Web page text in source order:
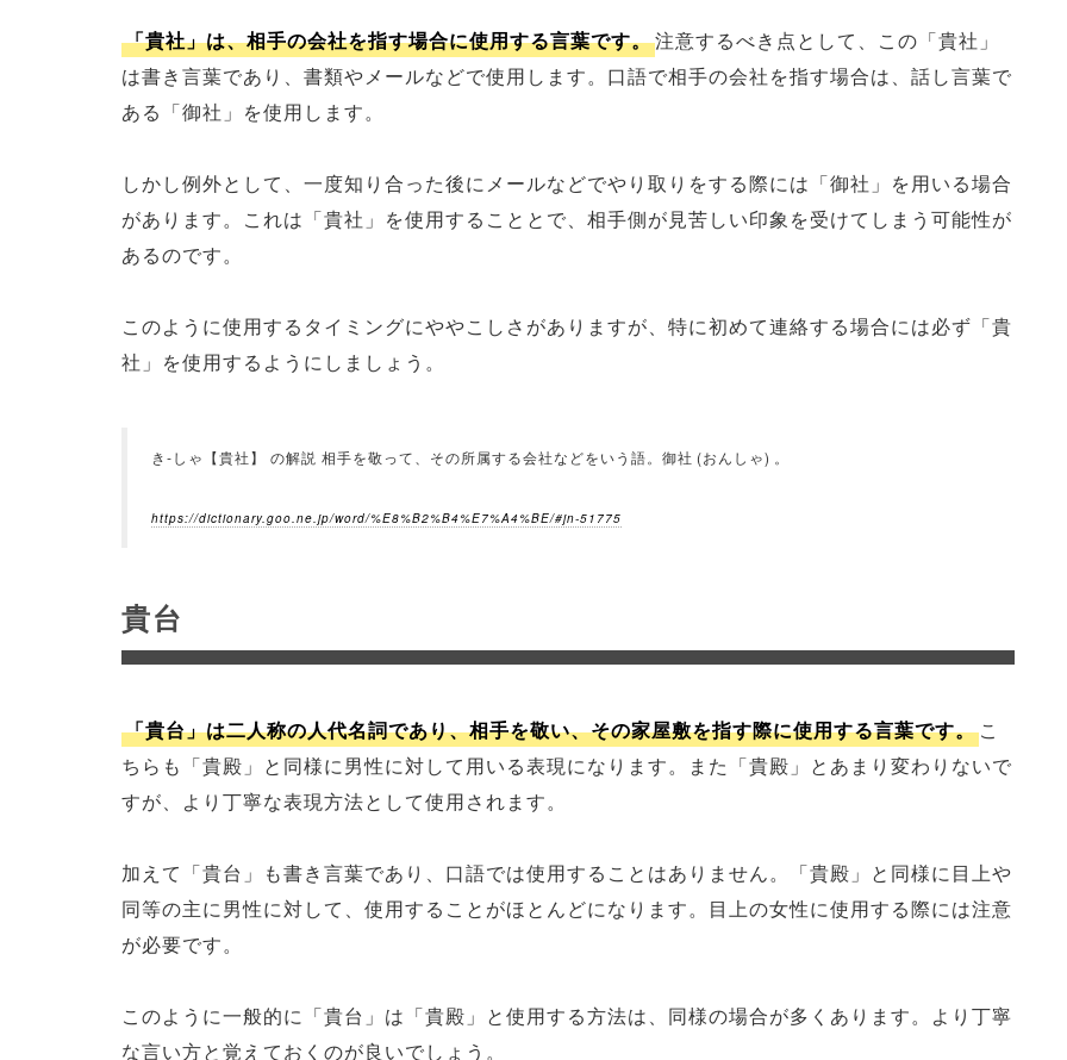
「貴社」は、相手の会社を指す場合に使用する言葉です。注意するべき点として、この「貴社」
は書き言葉であり、書類やメールなどで使用します。口語で相手の会社を指す場合は、話し言葉で
ある「御社」を使用します。
しかし例外として、一度知り合った後にメールなどでやり取りをする際には「御社」を用いる場合
があります。これは「貴社」を使用することとで、相手側が見苦しい印象を受けてしまう可能性が
あるのです。
このように使用するタイミングにややこしさがありますが、特に初めて連絡する場合には必ず「貴
社」を使用するようにしましょう。
き‐しゃ【貴社】 の解説 相手を敬って、その所属する会社などをいう語。御社 (おんしゃ) 。
https://dictionary.goo.ne.jp/word/%E8%B2%B4%E7%A4%BE/#jn-51775
貴台
「貴台」は二人称の人代名詞であり、相手を敬い、その家屋敷を指す際に使用する言葉です。 こ
ちらも「貴殿」と同様に男性に対して用いる表現になります。また「貴殿」とあまり変わりないで
すが、より丁寧な表現方法として使用されます。
加えて「貴台」も書き言葉であり、口語では使用することはありません。「貴殿」と同様に目上や
同等の主に男性に対して、使用することがほとんどになります。目上の女性に使用する際には注意
が必要です。
このように一般的に「貴台」は「貴殿」と使用する方法は、同様の場合が多くあります。より丁寧
な言い方と覚えておくのが良いでしょう。